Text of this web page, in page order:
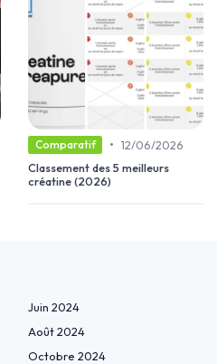
Comparatif • 12/06/2026
Classement des 5 meilleurs
créatine (2026)
Juin 2024
Août 2024
Octobre 2024